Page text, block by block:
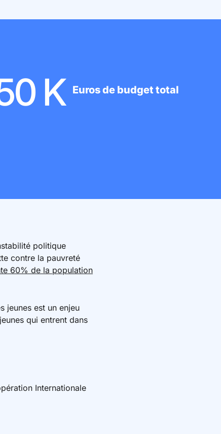
K Euros de budget total
politique
contre la pauvreté
60% de la population
jeunes est un enjeu
qui entrent dans
Internationale